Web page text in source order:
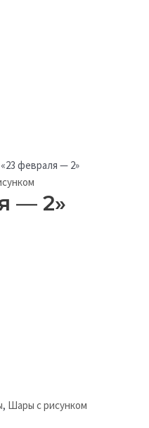
февраля — 2»
— 2»
, Шары с рисунком